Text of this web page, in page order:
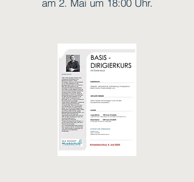
am 2. Mai um 18:00 Uhr.